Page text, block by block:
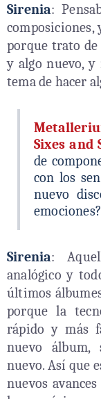
Sirenia:
porque trato
y algo nuevo,
tema de hacer
Sixes and
de
con los
nuevo
emociones?
Sirenia:
analógico y
últimos
porque la
rápido y más
nuevo álbum,
nuevo. Así que
nuevos